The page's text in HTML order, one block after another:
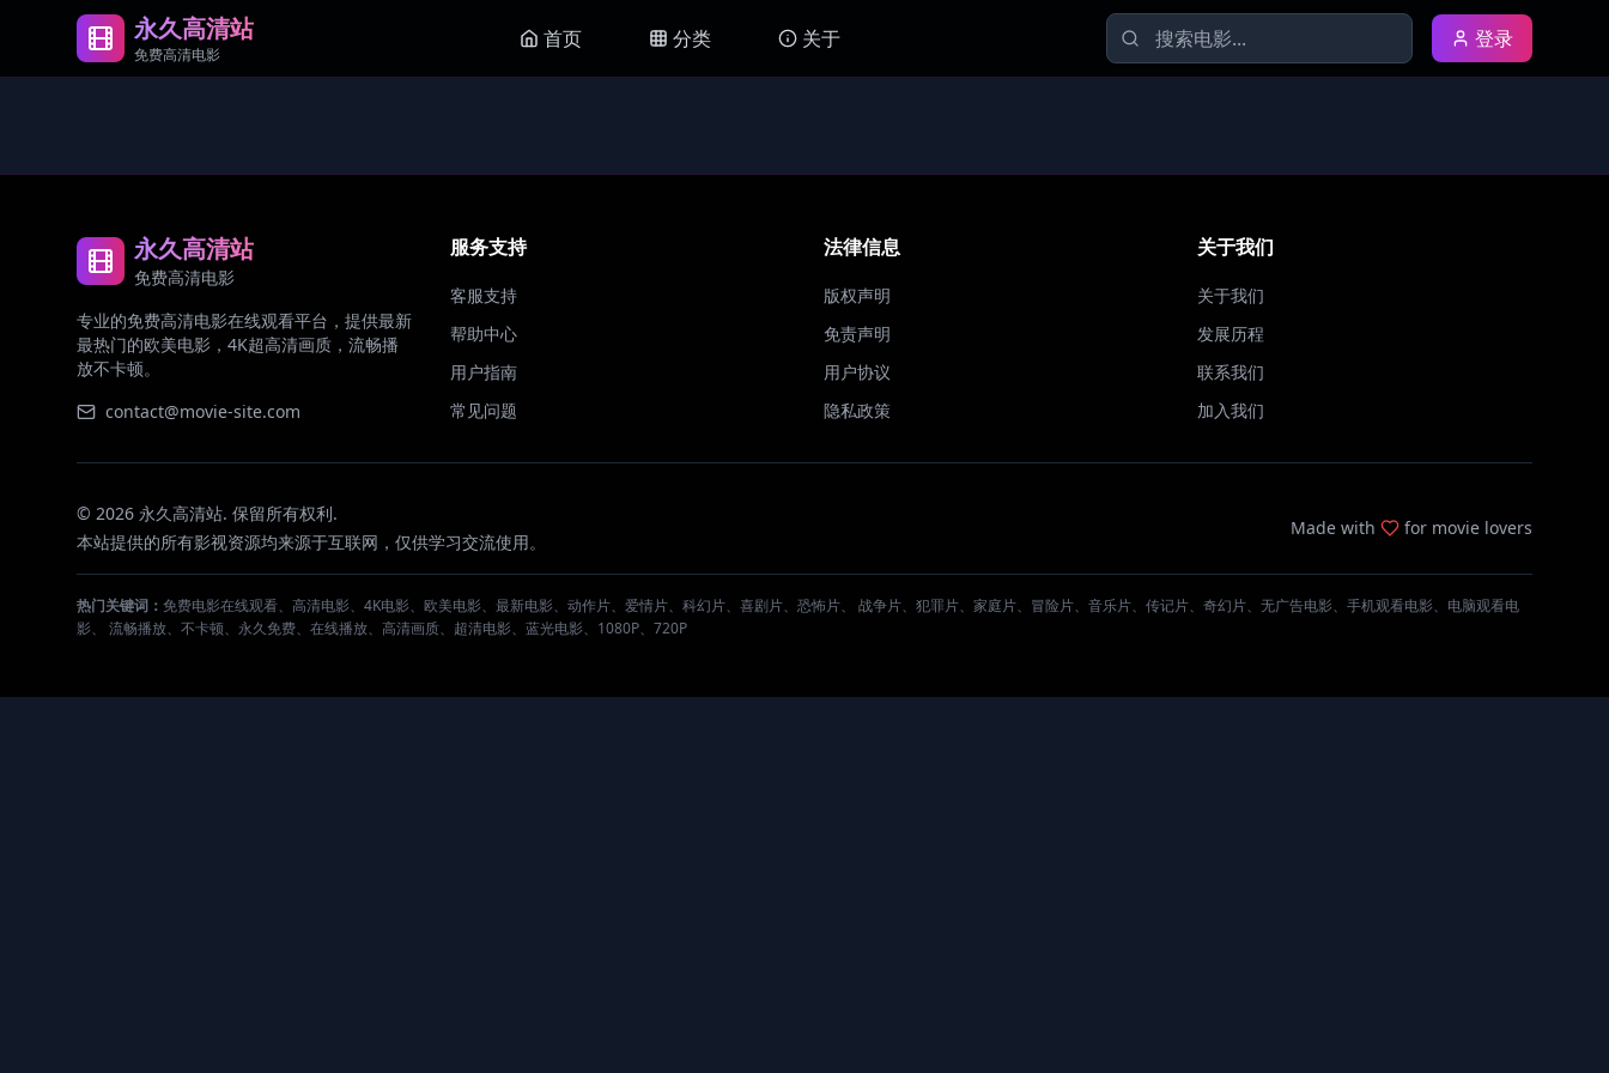
永久高清站
免费高清电影
首页 分类 关于 登录
永久高清站
免费高清电影
专业的免费高清电影在线观看平台，提供最新
最热门的欧美电影，4K超高清画质，流畅播
放不卡顿。
contact@movie-site.com
服务支持
客服支持
帮助中心
用户指南
常见问题
法律信息
版权声明
免责声明
用户协议
隐私政策
关于我们
关于我们
发展历程
联系我们
加入我们
© 2026 永久高清站. 保留所有权利.
本站提供的所有影视资源均来源于互联网，仅供学习交流使用。
Made with for movie lovers
热门关键词： 免费电影在线观看、高清电影、4K电影、欧美电影、最新电影、动作片、爱情片、科幻片、喜剧片、恐怖片、 战争片、犯罪片、家庭片、冒险片、音乐片、传记片、奇幻片、无广告电影、手机观看电影、电脑观看电
影、 流畅播放、不卡顿、永久免费、在线播放、高清画质、超清电影、蓝光电影、1080P、720P